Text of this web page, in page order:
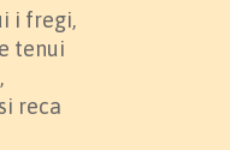
i fregi,
tenui
reca